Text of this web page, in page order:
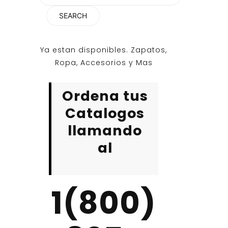
Ya estan disponibles. Zapatos,
Ropa, Accesorios y Mas
Ordena tus
Catalogos
llamando
al
1(800)